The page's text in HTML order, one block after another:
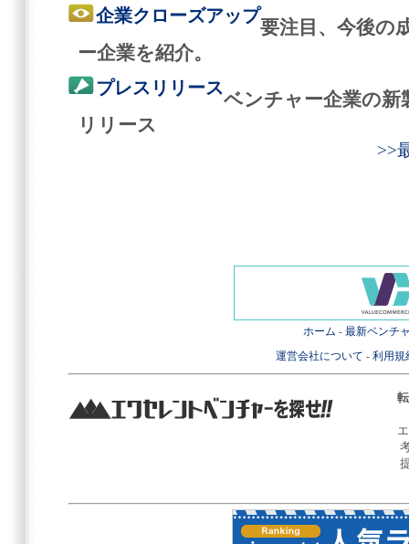
企業クローズアップ
要注目、今後の
ー企業を紹介。
プレスリリース
ベンチャー企業の新
リリース
>>
ホーム - 最新ベンチ
運営会社について - 利用規